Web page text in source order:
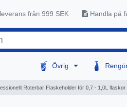
från 999 SEK Handla på
Övrig
Roterbar Flaskeholder för 0,7 - 1,0L